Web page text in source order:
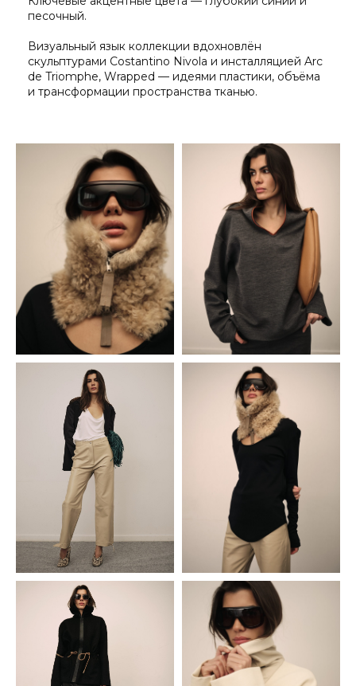
песочный.
Визуальный язык коллекции вдохновлён
скульптурами Costantino Nivola и инсталляцией Arc
de Triomphe, Wrapped — идеями пластики, объёма
и трансформации пространства тканью.